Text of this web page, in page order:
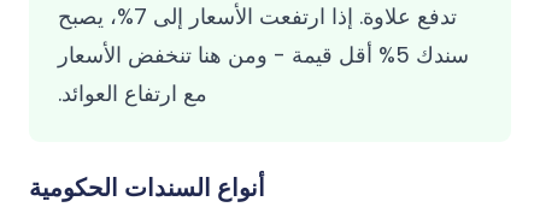
تدفع علاوة. إذا ارتفعت الأسعار إلى 7%، يصبح
سندك 5% أقل قيمة - ومن هنا تنخفض الأسعار
مع ارتفاع العوائد.
أنواع السندات الحكومية